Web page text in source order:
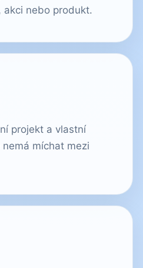
akci nebo produkt.
projekt a vlastní
míchat mezi